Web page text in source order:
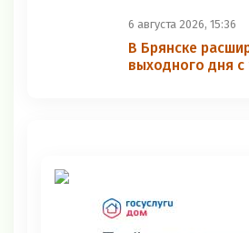
6 августа 2026, 15:36
В Брянске
выходного дня с